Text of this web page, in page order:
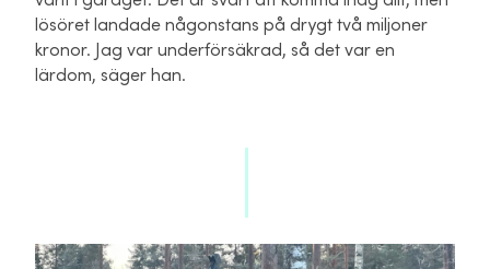
lösöret landade någonstans på drygt två miljoner
kronor. Jag var underförsäkrad, så det var en
lärdom, säger han.